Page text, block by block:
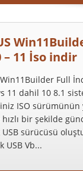
– 11 İso indir
Win11Builder Full
11 dahil 10 8.1
ISO sürümünün
hızlı bir şekilde
USB sürücüsü
USB Vb...